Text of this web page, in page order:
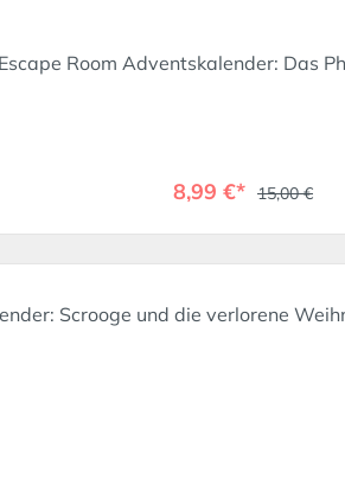
Room Adventskalender: Das
8,99 €* 15,00 €